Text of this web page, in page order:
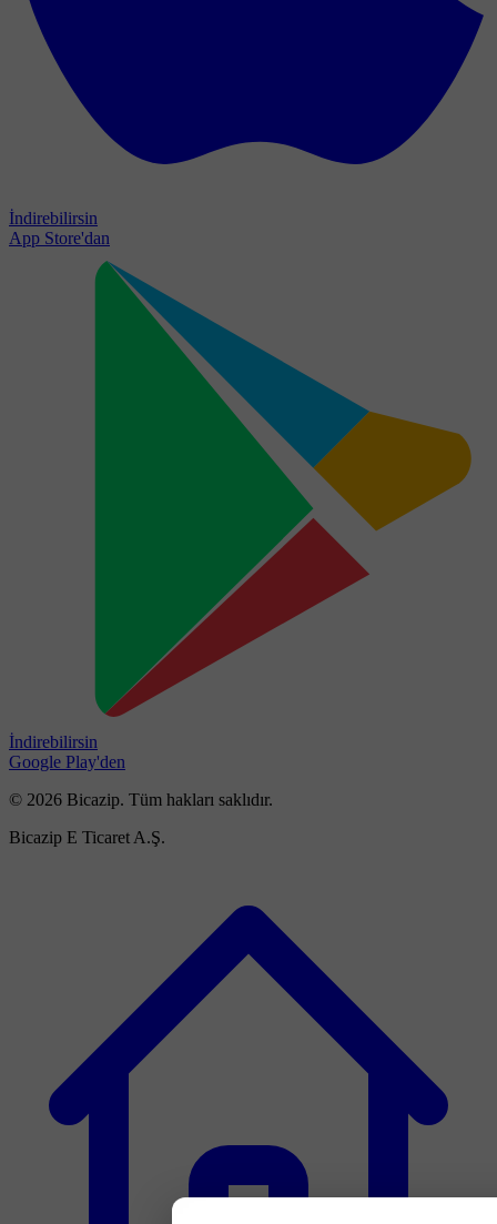
İndirebilirsin
App Store'dan
İndirebilirsin
Google Play'den
© 2026 Bicazip. Tüm hakları saklıdır.
Bicazip E Ticaret A.Ş.